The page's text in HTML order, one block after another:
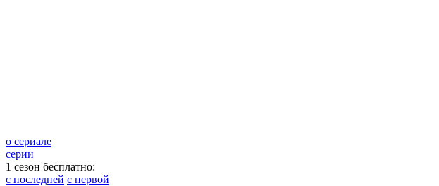
о сериале
серии
1 сезон бесплатно:
с последней с первой